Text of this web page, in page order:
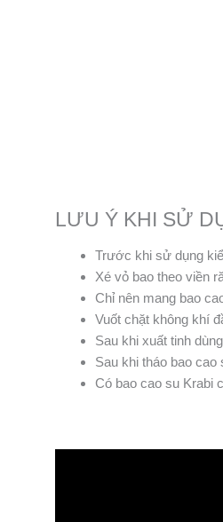
LƯU Ý KHI SỬ
Trước khi sử dụng
Xé vỏ bao theo viền
Chỉ nên mang bao
Vuốt chặt không khí
Sau khi xuất tinh
Sau khi tháo bao
Có bao cao su Krabi